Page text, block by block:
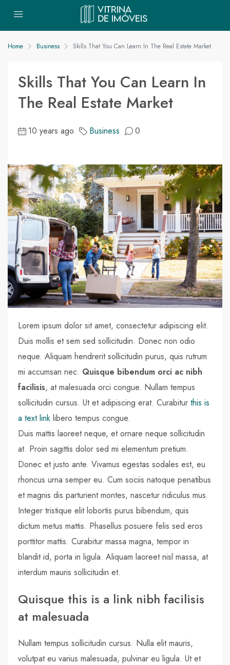
Home Business Skills That You Can Learn In The Real Estate Market
Skills That You Can Learn In
The Real Estate Market
10 years ago Business 0
Lorem ipsum dolor sit amet, consectetur adipiscing elit.
Duis mollis et sem sed sollicitudin. Donec non odio
neque. Aliquam hendrerit sollicitudin purus, quis rutrum
mi accumsan nec. Quisque bibendum orci ac nibh
facilisis, at malesuada orci congue. Nullam tempus
sollicitudin cursus. Ut et adipiscing erat. Curabitur this is
a text link libero tempus congue.
Duis mattis laoreet neque, et ornare neque sollicitudin
at. Proin sagittis dolor sed mi elementum pretium.
Donec et justo ante. Vivamus egestas sodales est, eu
rhoncus urna semper eu. Cum sociis natoque penatibus
et magnis dis parturient montes, nascetur ridiculus mus.
Integer tristique elit lobortis purus bibendum, quis
dictum metus mattis. Phasellus posuere felis sed eros
porttitor mattis. Curabitur massa magna, tempor in
blandit id, porta in ligula. Aliquam laoreet nisl massa, at
interdum mauris sollicitudin et.
Quisque this is a link nibh facilisis
at malesuada
Nullam tempus sollicitudin cursus. Nulla elit mauris,
volutpat eu varius malesuada, pulvinar eu ligula. Ut et